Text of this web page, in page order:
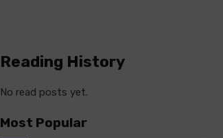
Reading History
No read posts yet.
Most Popular